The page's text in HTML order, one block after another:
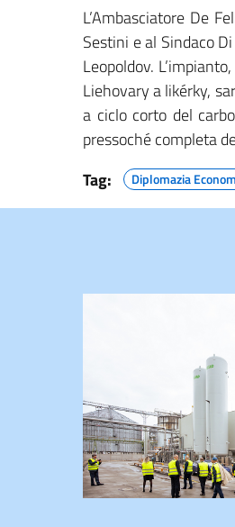
L’Ambasciatore De
Sestini e al Sindaco
Leopoldov.
Liehovary a likérky,
a ciclo corto del
pressoché completa
Tag:
Diplomazia